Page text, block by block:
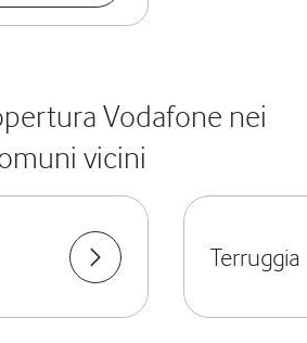
Vodafone nei
vicini
Terruggia